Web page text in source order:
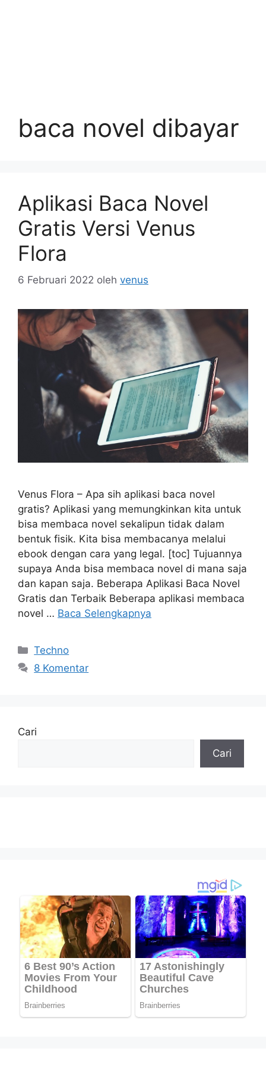
baca novel dibayar
Aplikasi Baca Novel
Gratis Versi Venus
Flora
6 Februari 2022 oleh venus
Venus Flora – Apa sih aplikasi baca novel
gratis? Aplikasi yang memungkinkan kita untuk
bisa membaca novel sekalipun tidak dalam
bentuk fisik. Kita bisa membacanya melalui
ebook dengan cara yang legal. [toc] Tujuannya
supaya Anda bisa membaca novel di mana saja
dan kapan saja. Beberapa Aplikasi Baca Novel
Gratis dan Terbaik Beberapa aplikasi membaca
novel … Baca Selengkapnya
Kategori
Techno
8 Komentar
Cari
Cari